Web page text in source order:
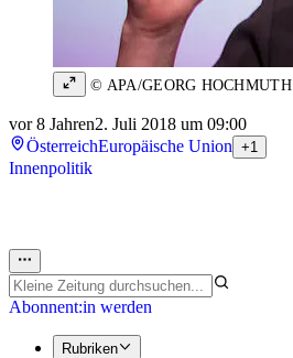
© APA/GEORG HOCHMUTH
vor 8 Jahren2. Juli 2018 um 09:00
ÖsterreichEuropäische Union +1
Innenpolitik
Abonnent:in werden
Rubriken